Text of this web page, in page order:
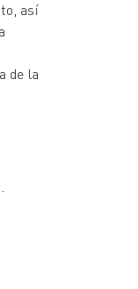
así
de la